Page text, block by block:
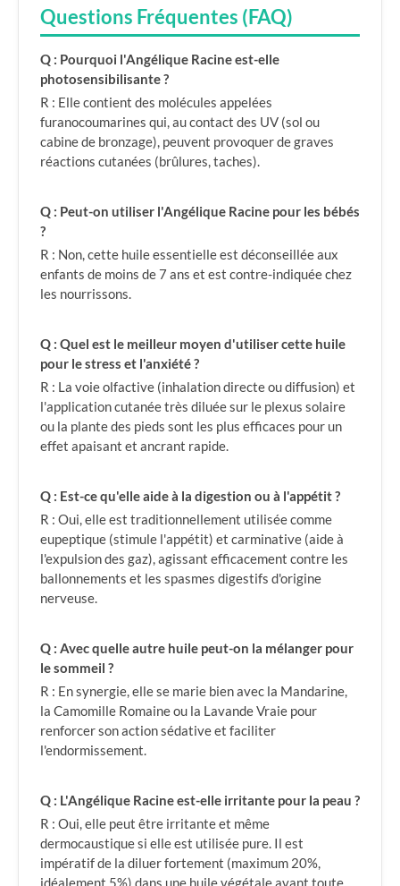
Questions Fréquentes (FAQ)
Q : Pourquoi l'Angélique Racine est-elle
photosensibilisante ?
R : Elle contient des molécules appelées
furanocoumarines qui, au contact des UV (sol ou
cabine de bronzage), peuvent provoquer de graves
réactions cutanées (brûlures, taches).
Q : Peut-on utiliser l'Angélique Racine pour les bébés
?
R : Non, cette huile essentielle est déconseillée aux
enfants de moins de 7 ans et est contre-indiquée chez
les nourrissons.
Q : Quel est le meilleur moyen d'utiliser cette huile
pour le stress et l'anxiété ?
R : La voie olfactive (inhalation directe ou diffusion) et
l'application cutanée très diluée sur le plexus solaire
ou la plante des pieds sont les plus efficaces pour un
effet apaisant et ancrant rapide.
Q : Est-ce qu'elle aide à la digestion ou à l'appétit ?
R : Oui, elle est traditionnellement utilisée comme
eupeptique (stimule l'appétit) et carminative (aide à
l'expulsion des gaz), agissant efficacement contre les
ballonnements et les spasmes digestifs d'origine
nerveuse.
Q : Avec quelle autre huile peut-on la mélanger pour
le sommeil ?
R : En synergie, elle se marie bien avec la Mandarine,
la Camomille Romaine ou la Lavande Vraie pour
renforcer son action sédative et faciliter
l'endormissement.
Q : L'Angélique Racine est-elle irritante pour la peau ?
R : Oui, elle peut être irritante et même
dermocaustique si elle est utilisée pure. Il est
impératif de la diluer fortement (maximum 20%,
idéalement 5%) dans une huile végétale avant toute